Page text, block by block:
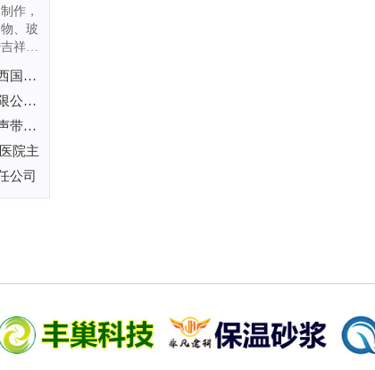
作，
、玻
祥雕
览馆
作，
真硅
国郡
公司
带麻
院主
公司